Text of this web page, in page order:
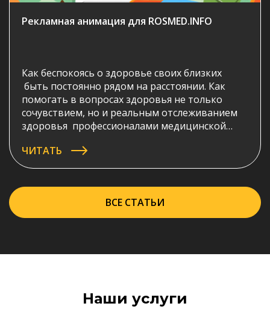
Рекламная анимация для ROSMED.INFO
Как беспокоясь о здоровье своих близких
быть постоянно рядом на расстоянии. Как
помогать в вопросах здоровья не только
сочувствием, но и реальным отслеживанием
здоровья профессионалами медицинской
для ROSMED.INFO подробно и очень доступно
отвечает на эти вопросы.
ЧИТАТЬ
ВСЕ СТАТЬИ
Наши услуги